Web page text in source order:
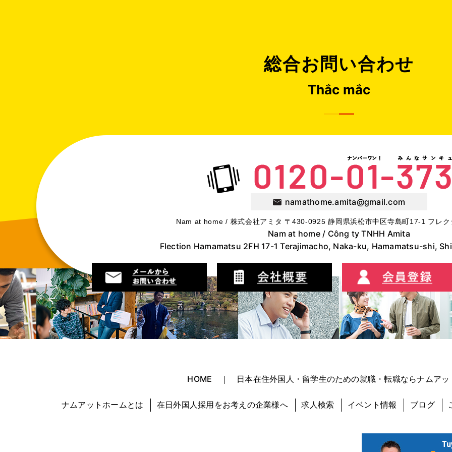
総合お問い合わせ
Thắc mắc
namathome.amita@gmail.com
Nam at home / 株式会社アミタ 〒430-0925 静岡県浜松市中区寺島町17-1 フレ
Nam at home / Công ty TNHH Amita
Flection Hamamatsu 2FH 17-1 Terajimacho, Naka-ku, Hamamatsu-shi,
HOME ｜ 日本在住外国人・留学生のための就職・転職ならナムアッ
ナムアットホームとは 在日外国人採用をお考えの企業様へ 求人検索 イベント情報 ブログ